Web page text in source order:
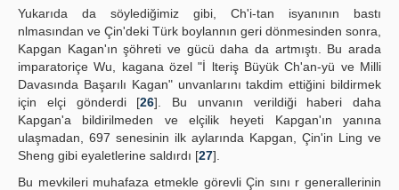
Yukarıda da söylediğimiz gibi, Ch'i-tan isyanının bastı
nlmasından ve Çin'deki Türk boylannın geri dönmesinden sonra,
Kapgan Kagan'ın şöhreti ve gücü daha da artmıştı. Bu arada
imparatoriçe Wu, kagana özel "İ lteriş Büyük Ch'an-yü ve Milli
Davasında Başarılı Kagan" unvanlarını takdim ettiğini bildirmek
için elçi gönderdi [26]. Bu unvanın verildiği haberi daha
Kapgan'a bildirilmeden ve elçilik heyeti Kapgan'ın yanına
ulaşmadan, 697 senesinin ilk aylarında Kapgan, Çin'in Ling ve
Sheng gibi eyaletlerine saldırdı [27].
Bu mevkileri muhafaza etmekle görevli Çin sını r generallerinin